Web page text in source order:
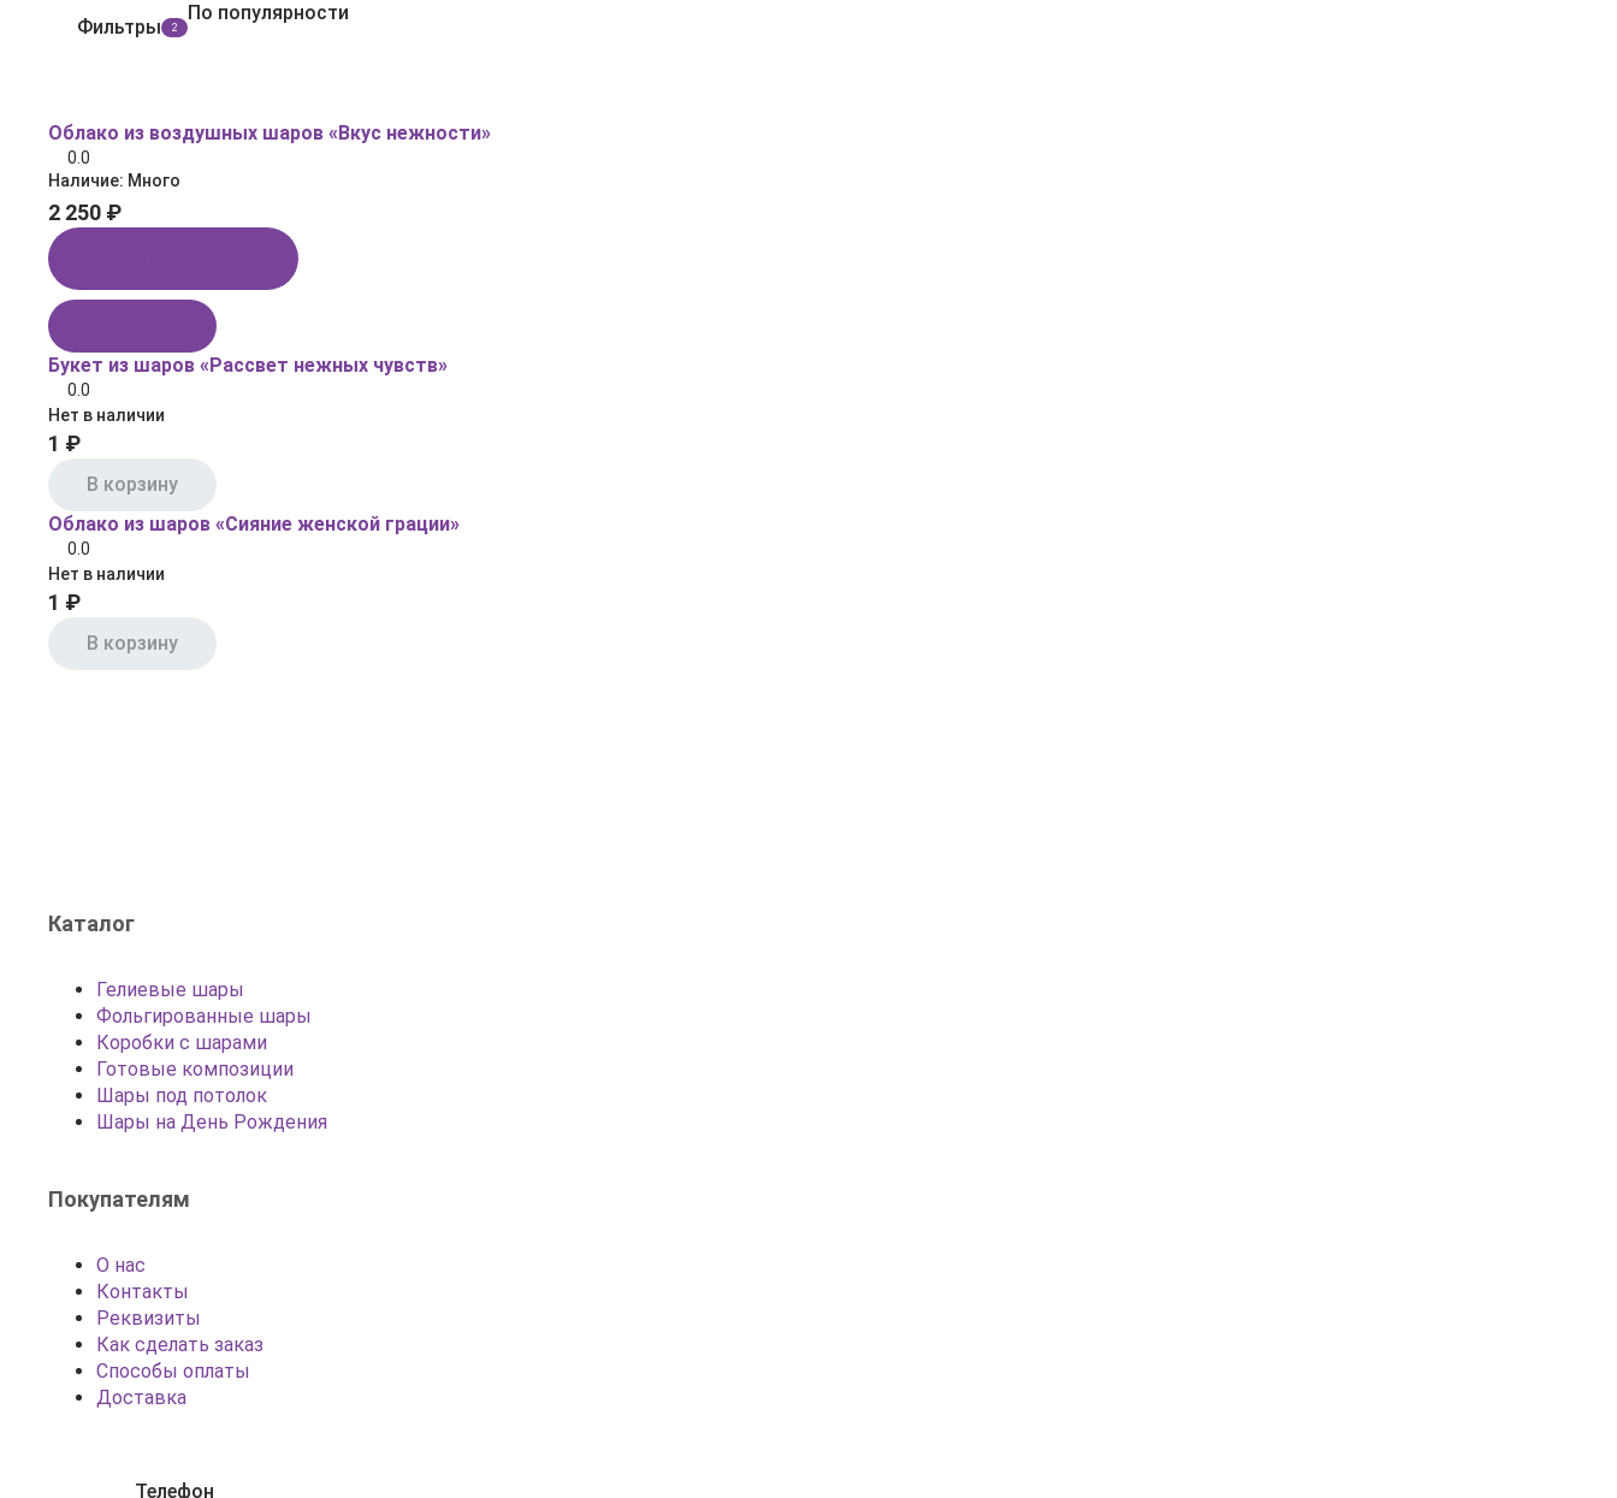
Фильтры 2
По популярности
Облако из воздушных шаров «Вкус нежности»
0.0
Наличие: Много
2 250 ₽
Букет из шаров «Рассвет нежных чувств»
0.0
Нет в наличии
1 ₽
В корзину
Облако из шаров «Сияние женской грации»
0.0
Нет в наличии
1 ₽
В корзину
Каталог
Гелиевые шары
Фольгированные шары
Коробки с шарами
Готовые композиции
Шары под потолок
Шары на День Рождения
Покупателям
О нас
Контакты
Реквизиты
Как сделать заказ
Способы оплаты
Доставка
Телефон